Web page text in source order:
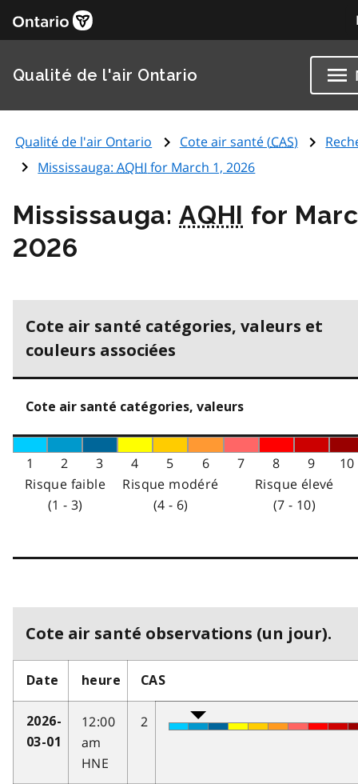
Qualité de l'air Ontario
Qualité de l'air Ontario Cote air santé (CAS)
Mississauga:AQHI for March 1, 2026
Mississauga:AQHI for
2026
Cote air santé catégories, valeurs et
couleurs associées
Cote air santé catégories, valeurs
1 2 3 4 5 6 7 8 9
10
Risque faible
(1 - 3)
Risque modéré
(4 - 6)
Risque élevé
(7 - 10)
Cote air santé observations (un jour).
Date heure CAS
2026-
03-01
12:00
am
HNE
2